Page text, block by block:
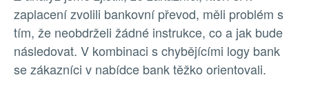
zaplacení zvolili bankovní převod, měli problém s
tím, že neobdrželi žádné instrukce, co a jak bude
následovat. V kombinaci s chybějícími logy bank
se zákazníci v nabídce bank těžko orientovali.